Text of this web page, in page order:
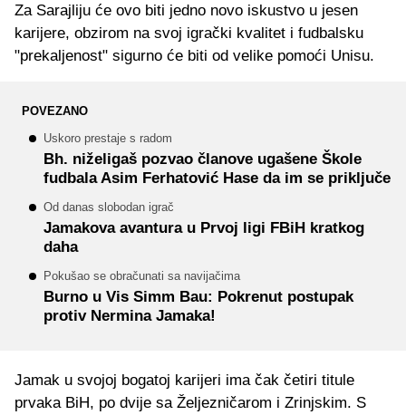
Za Sarajliju će ovo biti jedno novo iskustvo u jesen
karijere, obzirom na svoj igrački kvalitet i fudbalsku
"prekaljenost" sigurno će biti od velike pomoći Unisu.
POVEZANO
Uskoro prestaje s radom
Bh. niželigaš pozvao članove ugašene Škole
fudbala Asim Ferhatović Hase da im se priključe
Od danas slobodan igrač
Jamakova avantura u Prvoj ligi FBiH kratkog
daha
Pokušao se obračunati sa navijačima
Burno u Vis Simm Bau: Pokrenut postupak
protiv Nermina Jamaka!
Jamak u svojoj bogatoj karijeri ima čak četiri titule
prvaka BiH, po dvije sa Željezničarom i Zrinjskim. S